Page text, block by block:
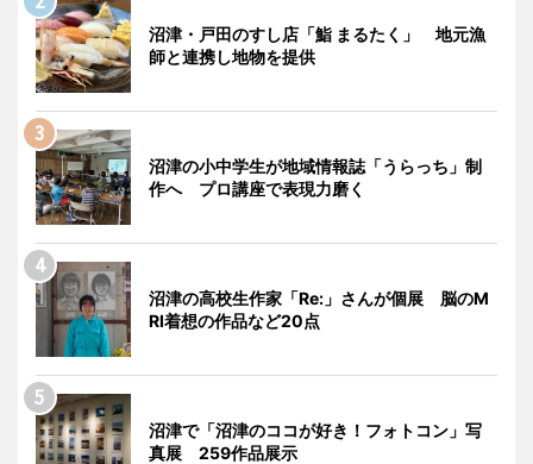
沼津・戸田のすし店「鮨 まるたく」 地元漁
師と連携し地物を提供
沼津の小中学生が地域情報誌「うらっち」制
作へ プロ講座で表現力磨く
沼津の高校生作家「Re:」さんが個展 脳のM
RI着想の作品など20点
沼津で「沼津のココが好き！フォトコン」写
真展 259作品展示